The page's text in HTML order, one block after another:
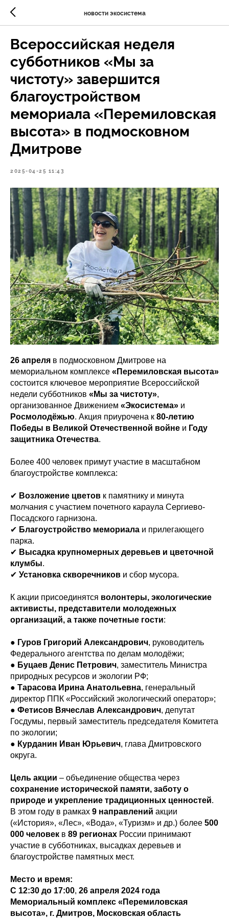
новости экосистема
Всероссийская неделя
субботников «Мы за
чистоту» завершится
благоустройством
мемориала «Перемиловская
высота» в подмосковном
Дмитрове
2025-04-25 11:43
26 апреля в подмосковном Дмитрове на
мемориальном комплексе «Перемиловская высота»
состоится ключевое мероприятие Всероссийской
недели субботников «Мы за чистоту»,
организованное Движением «Экосистема» и
Росмолодёжью. Акция приурочена к 80-летию
Победы в Великой Отечественной войне и Году
защитника Отечества.
Более 400 человек примут участие в масштабном
благоустройстве комплекса:
✔ Возложение цветов к памятнику и минута
молчания с участием почетного караула Сергиево-
Посадского гарнизона.
✔ Благоустройство мемориала и прилегающего
парка.
✔ Высадка крупномерных деревьев и цветочной
клумбы.
✔ Установка скворечников и сбор мусора.
К акции присоединятся волонтеры, экологические
активисты, представители молодежных
организаций, а также почетные гости:
● Гуров Григорий Александрович, руководитель
Федерального агентства по делам молодёжи;
● Буцаев Денис Петрович, заместитель Министра
природных ресурсов и экологии РФ;
● Тарасова Ирина Анатольевна, генеральный
директор ППК «Российский экологический оператор»;
● Фетисов Вячеслав Александрович, депутат
Госдумы, первый заместитель председателя Комитета
по экологии;
● Курданин Иван Юрьевич, глава Дмитровского
округа.
Цель акции – объединение общества через
сохранение исторической памяти, заботу о
природе и укрепление традиционных ценностей.
В этом году в рамках 9 направлений акции
(«История», «Лес», «Вода», «Туризм» и др.) более 500
000 человек в 89 регионах России принимают
участие в субботниках, высадках деревьев и
благоустройстве памятных мест.
Место и время:
С 12:30 до 17:00, 26 апреля 2024 года
Мемориальный комплекс «Перемиловская
высота», г. Дмитров, Московская область